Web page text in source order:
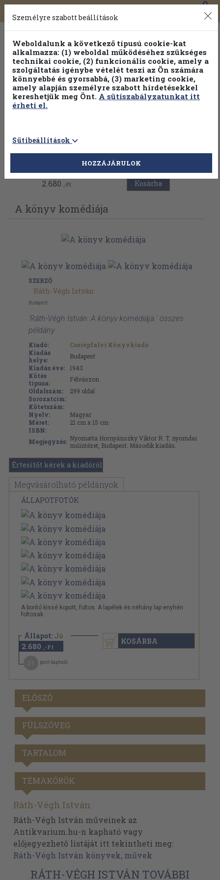
Toggle
navigation
0
Vissza az előző oldalra
2.680 ,-Ft Kosárba
A könyv komédiája
SZERZŐ
Ráth-Végh István
Budapest
'Ráth-Végh István: A könyv komédiája ' összes
példány
Kiadó:
Cserépfalvi Könyvkiadó
Kiadás
helye:
Budapest
Kiadás éve:
1943
Kötés
típusa:
Félvászon
Oldalszám:
299 oldal
Sorozatcím:
Kötetszám:
Nyelv:
Magyar
Méret:
21 cm x 15 cm
ISBN:
Megjegyzés: Nyomatta Hornyánszky Viktor R. T. nyomdai
műintézet, Budapest. Második kiadás.
Értesítőt kérek a kiadóról
Megvásárolható példányok
ÁLLAPOTFOTÓK
A borító kissé kopott, foltos. A lapélek és néhány lap enyhén
foltosak.
Állapot: Jó
2.680 ,-Ft
pont kapható
KOSÁRBA
ELŐSZÓ
FÜLSZÖVEG
TARTALOM
TÉMAKÖRÖK
Ráth-Végh István
Ráth-Végh István műveinek az
Antikvarium.hu-n kapható vagy
előjegyezhető listáját itt tekintheti meg:
Ráth-Végh István könyvek, művek
RÁTH-VÉGH ISTVÁN TOVÁBBI
Személyre szabott beállítások
Weboldalunk a következő típusú cookie-kat
alkalmazza: (1) weboldal működéséhez szükséges
technikai cookie, (2) funkcionális cookie, amely a
szolgáltatás igénybe vételét teszi az Ön számára
könnyebbé és gyorsabbá, (3) marketing cookie,
amely alapján személyre szabott hirdetésekkel
kereshetjük meg Önt. A sütiszabályzatunkat itt
érheti el.
Sütibeállítások
HOZZÁJÁRULOK